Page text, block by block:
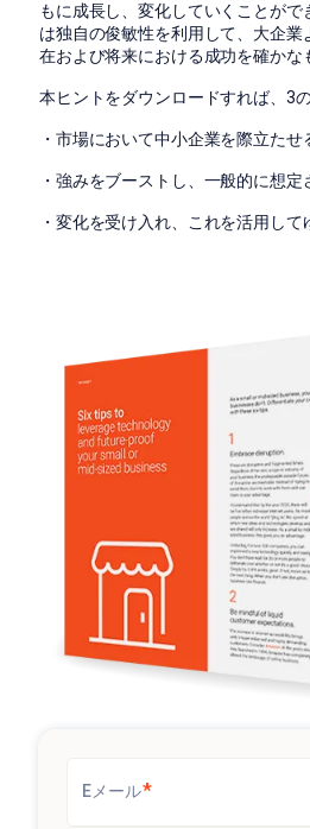
もに成長し、変化していくことが
は独自の俊敏性を利用して、大企
在および将来における成功を確か
本ヒントをダウンロードすれば、3
・市場において中小企業を際立たせ
・強みをブーストし、一般的に想
・変化を受け入れ、これを活用して
Eメール*